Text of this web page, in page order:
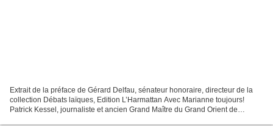
Extrait de la préface de Gérard Delfau, sénateur honoraire, directeur de la
collection Débats laïques, Edition L’Harmattan Avec Marianne toujours!
Patrick Kessel, journaliste et ancien Grand Maître du Grand Orient de